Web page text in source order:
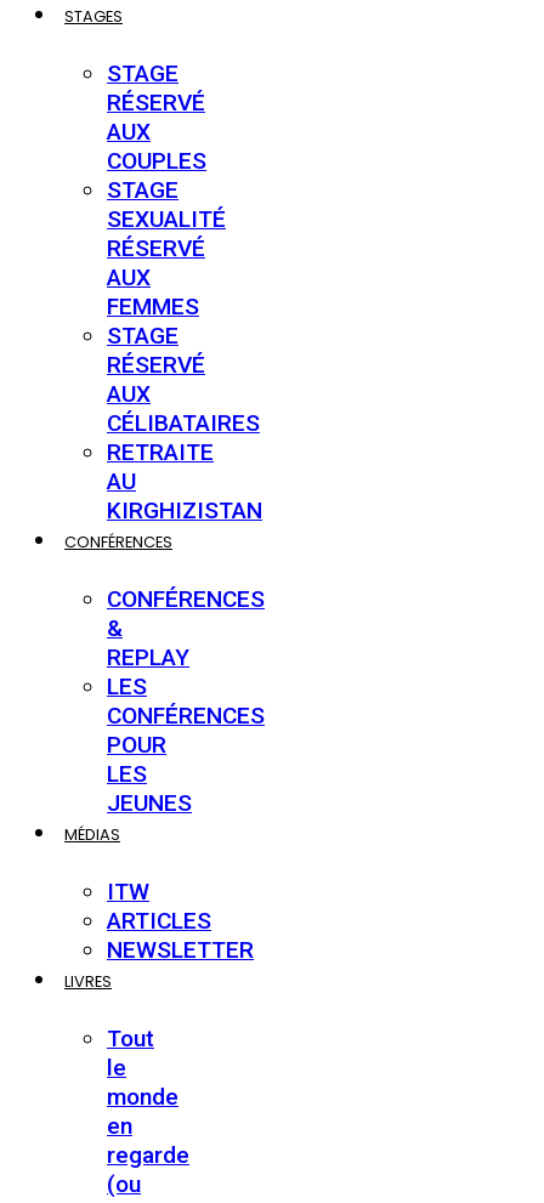
STAGES
STAGE
RÉSERVÉ
AUX
COUPLES
STAGE
SEXUALITÉ
RÉSERVÉ
AUX
FEMMES
STAGE
RÉSERVÉ
AUX
CÉLIBATAIRES
RETRAITE
AU
KIRGHIZISTAN
CONFÉRENCES
CONFÉRENCES
&
REPLAY
LES
CONFÉRENCES
POUR
LES
JEUNES
MÉDIAS
ITW
ARTICLES
NEWSLETTER
LIVRES
Tout
le
monde
en
regarde
(ou